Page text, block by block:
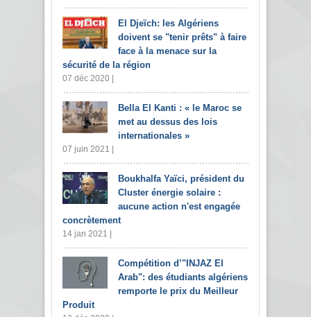
El Djeïch: les Algériens
doivent se "tenir prêts" à faire
face à la menace sur la
sécurité de la région
07 déc 2020 |
Bella El Kanti : « le Maroc se
met au dessus des lois
internationales »
07 juin 2021 |
Boukhalfa Yaïci, président du
Cluster énergie solaire :
aucune action n'est engagée
concrètement
14 jan 2021 |
Compétition d’"INJAZ El
Arab": des étudiants algériens
remporte le prix du Meilleur
Produit